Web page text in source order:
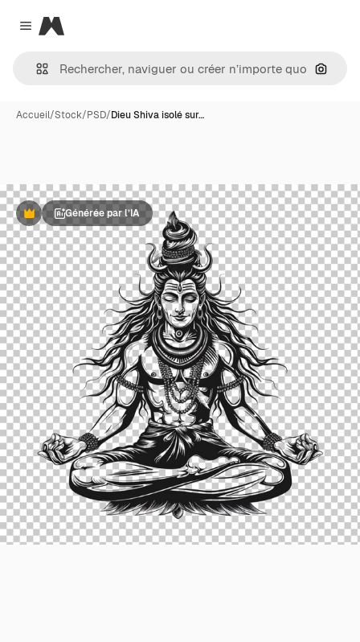
Close menu
Magnific
Accueil/Stock/PSD/Dieu Shiva isolé sur…
PremiumGénérée par l’IA